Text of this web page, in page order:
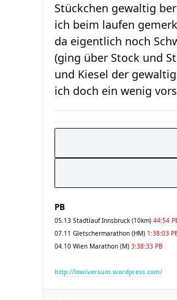
Stückchen gewaltig
ich beim laufen
da eigentlich noch
(ging über Stock und
und Kiesel der
ich doch ein wenig
PB
05.13 Stadtlauf Innsbruck (10km) 44:54
07.11 Gletschermarathon (HM) 1:38:03
04.10 Wien Marathon (M) 3:38:33 PB
http://lowiversum.wordpress.com/